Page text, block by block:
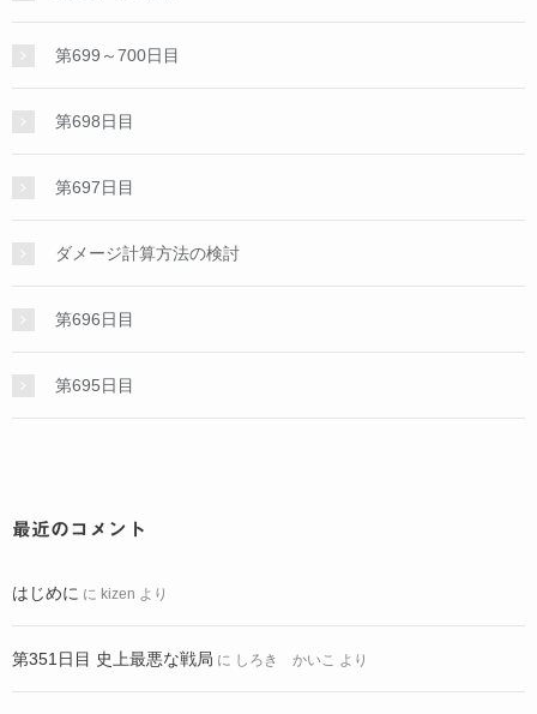
第699～700日目
第698日目
第697日目
ダメージ計算方法の検討
第696日目
第695日目
最近のコメント
はじめに に kizen より
第351日目 史上最悪な戦局 に しろき かいこ より